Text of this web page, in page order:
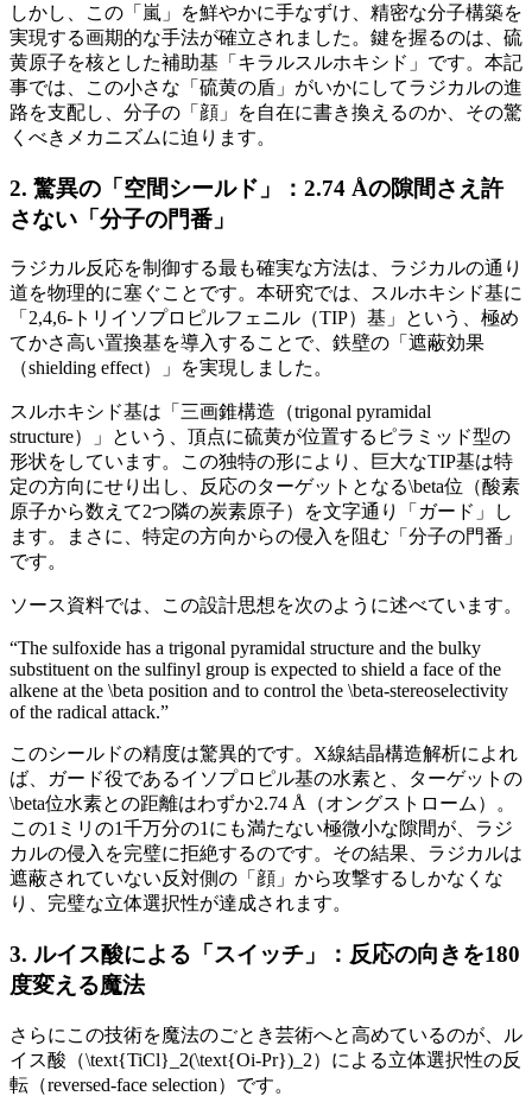
しかし、この「嵐」を鮮やかに手なずけ、精密な分子構築を
実現する画期的な手法が確立されました。鍵を握るのは、硫
黄原子を核とした補助基「キラルスルホキシド」です。本記
事では、この小さな「硫黄の盾」がいかにしてラジカルの進
路を支配し、分子の「顔」を自在に書き換えるのか、その驚
くべきメカニズムに迫ります。
2. 驚異の「空間シールド」：2.74 Åの隙間さえ許
さない「分子の門番」
ラジカル反応を制御する最も確実な方法は、ラジカルの通り
道を物理的に塞ぐことです。本研究では、スルホキシド基に
「2,4,6-トリイソプロピルフェニル（TIP）基」という、極め
てかさ高い置換基を導入することで、鉄壁の「遮蔽効果
（shielding effect）」を実現しました。
スルホキシド基は「三画錐構造（trigonal pyramidal
structure）」という、頂点に硫黄が位置するピラミッド型の
形状をしています。この独特の形により、巨大なTIP基は特
定の方向にせり出し、反応のターゲットとなる\beta位（酸素
原子から数えて2つ隣の炭素原子）を文字通り「ガード」し
ます。まさに、特定の方向からの侵入を阻む「分子の門番」
です。
ソース資料では、この設計思想を次のように述べています。
“The sulfoxide has a trigonal pyramidal structure and the bulky
substituent on the sulfinyl group is expected to shield a face of the
alkene at the \beta position and to control the \beta-stereoselectivity
of the radical attack.”
このシールドの精度は驚異的です。X線結晶構造解析によれ
ば、ガード役であるイソプロピル基の水素と、ターゲットの
\beta位水素との距離はわずか2.74 Å（オングストローム）。
この1ミリの1千万分の1にも満たない極微小な隙間が、ラジ
カルの侵入を完璧に拒絶するのです。その結果、ラジカルは
遮蔽されていない反対側の「顔」から攻撃するしかなくな
り、完璧な立体選択性が達成されます。
3. ルイス酸による「スイッチ」：反応の向きを180
度変える魔法
さらにこの技術を魔法のごとき芸術へと高めているのが、ル
イス酸（\text{TiCl}_2(\text{Oi-Pr})_2）による立体選択性の反
転（reversed-face selection）です。